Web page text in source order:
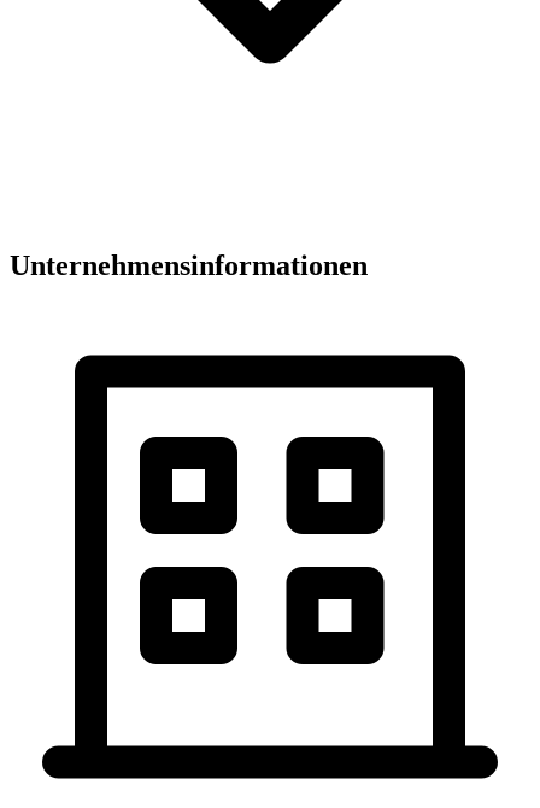
Unternehmensinformationen